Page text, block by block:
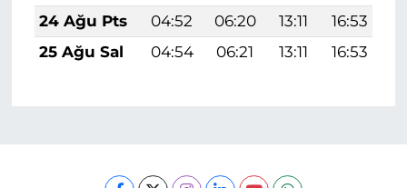
24 Ağu Pts
04:52 06:20 13:11 16:53
25 Ağu Sal
04:54 06:21 13:11 16:53